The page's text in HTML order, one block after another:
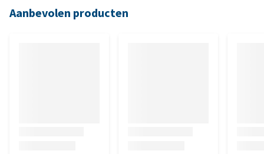
Aanbevolen producten